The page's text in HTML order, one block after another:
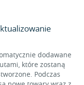
dodawane
które zostaną
Podczas